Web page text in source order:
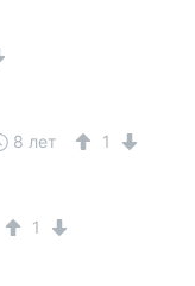
8 лет 1
1